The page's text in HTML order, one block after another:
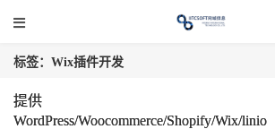
标签：Wix插件开发
提供
WordPress/Woocommerce/Shopify/Wix/linio